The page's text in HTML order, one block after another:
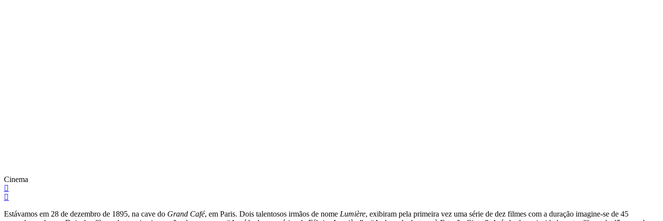
Cinema
Estávamos em 28 de dezembro de 1895, na cave do Grand Café, em Paris. Dois talentosos irmãos de nome Lumière, exibiram pela primeira vez uma série de dez filmes com a duração imagine-se de 45